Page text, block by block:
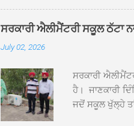
ਸੰਤ ਬਾਬਾ
ਦਮਦਮਾ ਸਾਹਿਬ
ਪ੍ਰਬੰਧਕਾਂ ਦਾ
ਸਰਕਾਰੀ ਐਲੀਮੈਂਟਰੀ ਸਕੂਲ ਠੱਟਾ
July 02, 2026
ਸਰਕਾਰੀ
ਹੈ। ਜਾਣਕਾਰੀ
ਜਦੋਂ ਸਕੂਲ ਖੁੱਲ੍ਹੇ